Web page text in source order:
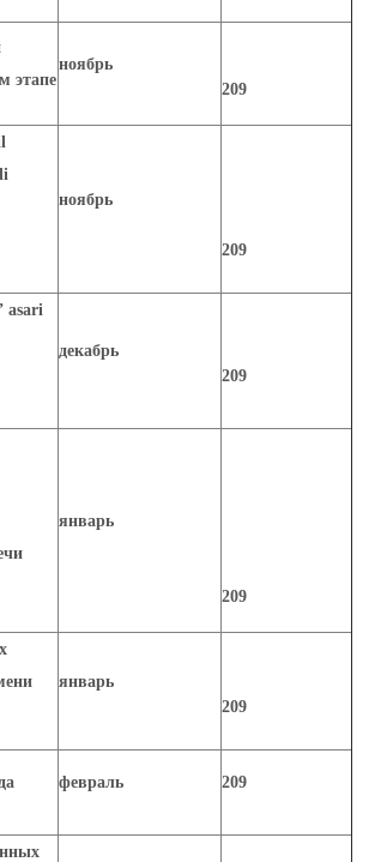
этапе
ноябрь
209
ноябрь
209
asari
декабрь
209
январь
209
январь
209
февраль 209